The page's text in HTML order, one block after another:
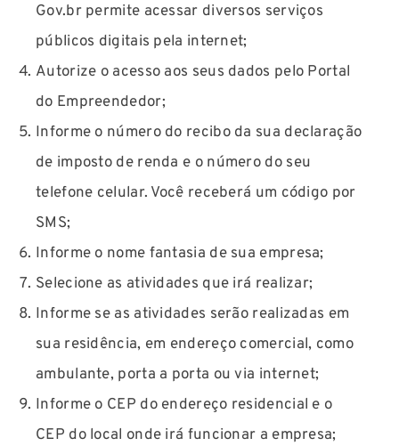
Gov.br permite acessar diversos serviços
públicos digitais pela internet;
Autorize o acesso aos seus dados pelo Portal
do Empreendedor;
Informe o número do recibo da sua declaração
de imposto de renda e o número do seu
telefone celular. Você receberá um código por
SMS;
Informe o nome fantasia de sua empresa;
Selecione as atividades que irá realizar;
Informe se as atividades serão realizadas em
sua residência, em endereço comercial, como
ambulante, porta a porta ou via internet;
Informe o CEP do endereço residencial e o
CEP do local onde irá funcionar a empresa;